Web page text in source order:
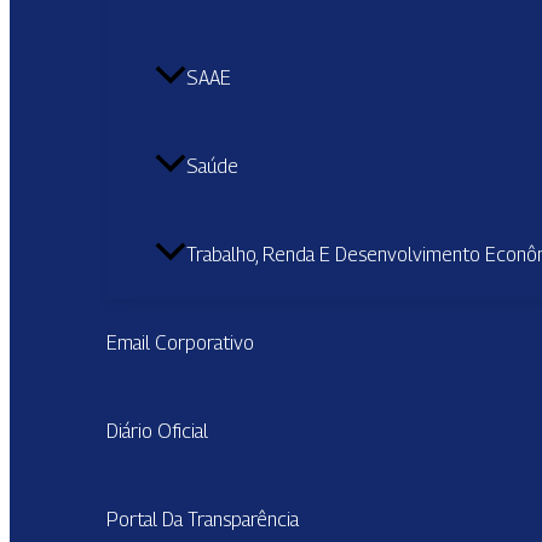
SAAE
Saúde
Trabalho, Renda E Desenvolvimento
Email Corporativo
Diário Oficial
Portal Da Transparência